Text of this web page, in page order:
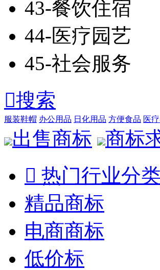
43-餐饮住宿
44-医疗园艺
45-社会服务
搜索
服装鞋帽 办公用品 日化用品 方便食品 医
出售商标
商标
 热门行业分类
精品商标
电商商标
低价标